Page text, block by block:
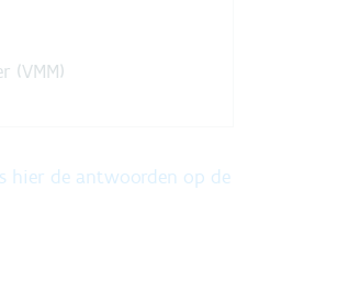
(VMM)
hier de antwoorden op de